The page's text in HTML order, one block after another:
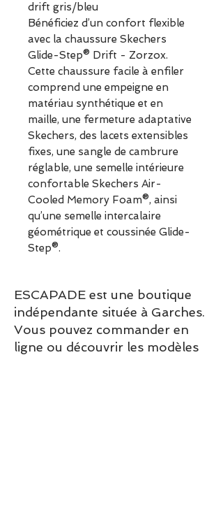
drift gris/bleu
Bénéficiez d’un confort flexible
avec la chaussure Skechers
Glide-Step® Drift - Zorzox.
Cette chaussure facile à enfiler
comprend une empeigne en
matériau synthétique et en
maille, une fermeture adaptative
Skechers, des lacets extensibles
fixes, une sangle de cambrure
réglable, une semelle intérieure
confortable Skechers Air-
Cooled Memory Foam®, ainsi
qu’une semelle intercalaire
géométrique et coussinée Glide-
Step®.
ESCAPADE est une boutique
indépendante située à Garches.
Vous pouvez commander en
ligne ou découvrir les modèles